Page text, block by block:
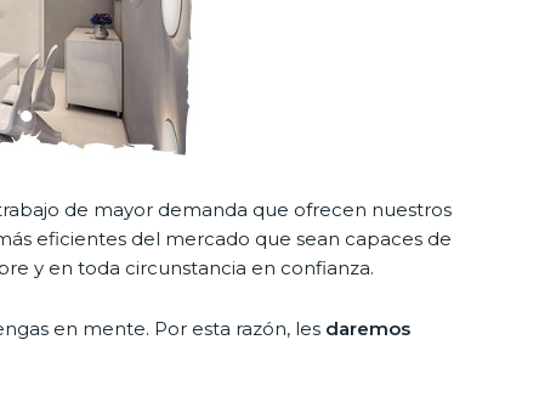
de mayor demanda que ofrecen nuestros
eficientes del mercado que sean capaces de
y en toda circunstancia en confianza.
en mente. Por esta razón, les daremos